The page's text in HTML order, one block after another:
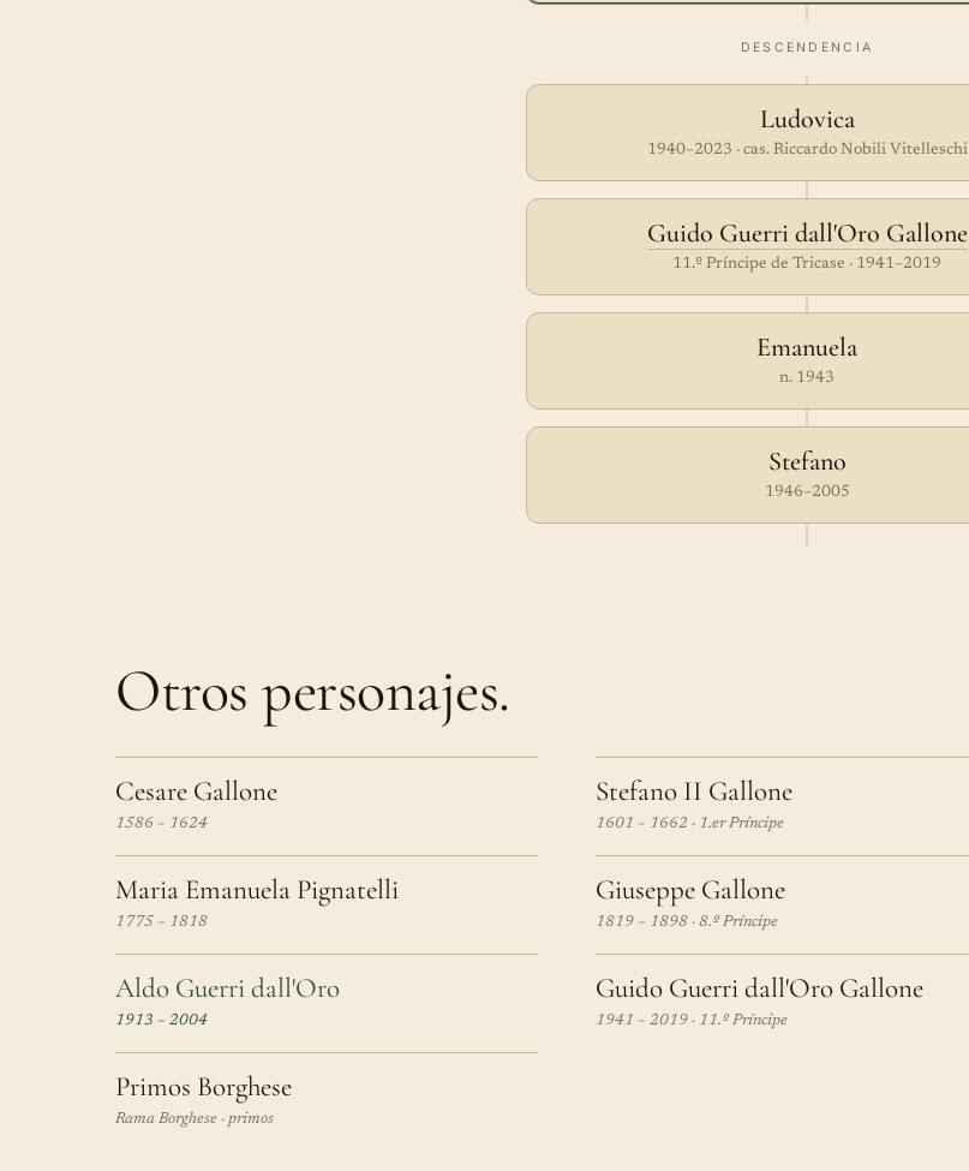
DESCENDENCIA
Ludovica
1940–2023 · cas. Riccardo Nobili Vitelleschi
Guido Guerri dall'Oro Gallone
11.º Príncipe de Tricase · 1941–2019
Emanuela
n. 1943
Stefano
1946–2005
Otros personajes.
Cesare Gallone
1586 – 1624
Stefano II Gallone
1601 – 1662 · 1.er Príncipe
Maria Emanuela Pignatelli
1775 – 1818
Giuseppe Gallone
1819 – 1898 · 8.º Príncipe
Aldo Guerri dall'Oro
1913 – 2004
Guido Guerri dall'Oro Gallone
1941 – 2019 · 11.º Príncipe
Primos Borghese
Rama Borghese · primos